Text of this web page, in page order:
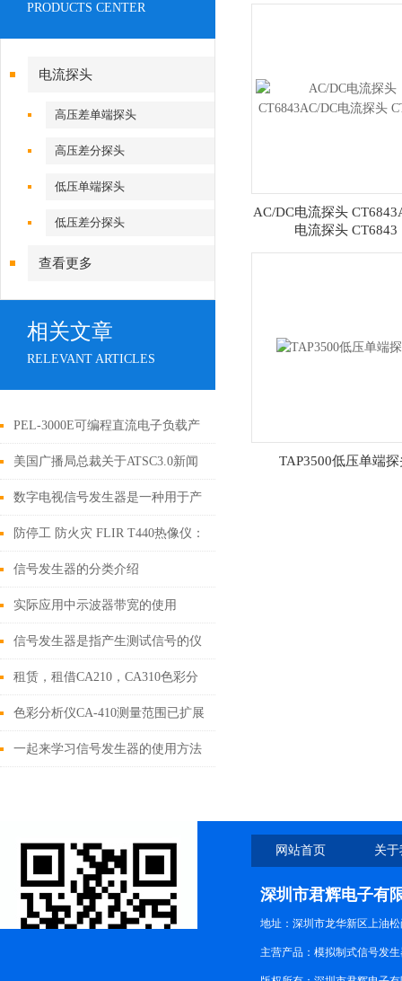
PRODUCTS CENTER
电流探头
高压差单端探头
高压差分探头
低压单端探头
低压差分探头
查看更多
相关文章
RELEVANT ARTICLES
PEL-3000E可编程直流电子负载产
品简介
美国广播局总裁关于ATSC3.0新闻
语录
数字电视信号发生器是一种用于产
生和模拟数字电视信号的设备
防停工 防火灾 FLIR T440热像仪：
电气检查的理想工具
信号发生器的分类介绍
实际应用中示波器带宽的使用
信号发生器是指产生测试信号的仪
器
租赁，租借CA210，CA310色彩分
析仪，色彩照度计日本美能达
色彩分析仪CA-410测量范围已扩展
到低辉度范围
一起来学习信号发生器的使用方法
AC/DC电流探头
电流探头 CT6843
TAP3500低压单端探
网站首页 关
深圳市君辉电子有
地址：深圳市龙华新区上油松
主营产品：模拟制式信号发